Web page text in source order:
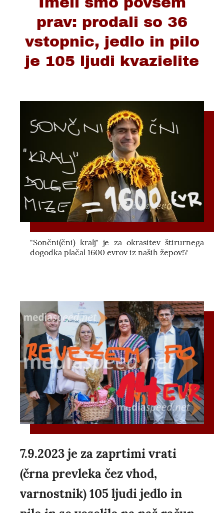
prav: prodali so 36
vstopnic, jedlo in pilo
je 105 ljudi kvazielite
"Sončni(čni) kralj" je za okrasitev štirurnega
dogodka plačal 1600 evrov iz naših žepov!?
7.9.2023 je za zaprtimi vrati
(črna prevleka čez vhod,
varnostnik) 105 ljudi jedlo in